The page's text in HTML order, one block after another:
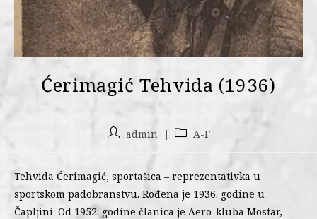
Ćerimagić Tehvida (1936)
admin A-F
Tehvida Ćerimagić, sportašica – reprezentativka u
sportskom padobranstvu. Rođena je 1936. godine u
Čapljini. Od 1952. godine članica je Aero-kluba Mostar,